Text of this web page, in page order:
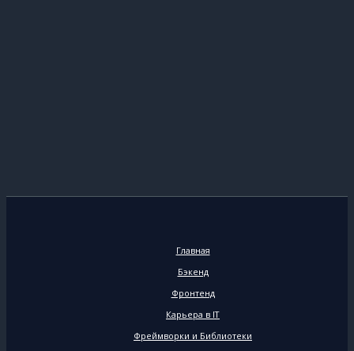
Главная
Бэкенд
Фронтенд
Карьера в IT
Фреймворки и Библиотеки